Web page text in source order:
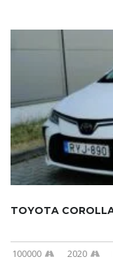
100000 2020